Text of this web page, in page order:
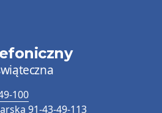
100
91-43-49-113